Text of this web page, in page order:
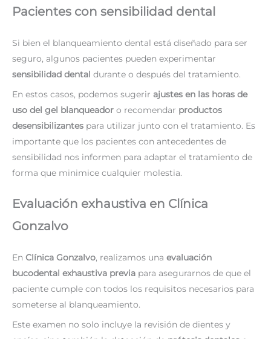
Pacientes con sensibilidad dental
Si bien el blanqueamiento dental está diseñado para ser
seguro, algunos pacientes pueden experimentar
sensibilidad dental durante o después del tratamiento.
En estos casos, podemos sugerir ajustes en las horas de
uso del gel blanqueador o recomendar productos
desensibilizantes para utilizar junto con el tratamiento. Es
importante que los pacientes con antecedentes de
sensibilidad nos informen para adaptar el tratamiento de
forma que minimice cualquier molestia.
Evaluación exhaustiva en Clínica
Gonzalvo
En Clínica Gonzalvo, realizamos una evaluación
bucodental exhaustiva previa para asegurarnos de que el
paciente cumple con todos los requisitos necesarios para
someterse al blanqueamiento.
Este examen no solo incluye la revisión de dientes y